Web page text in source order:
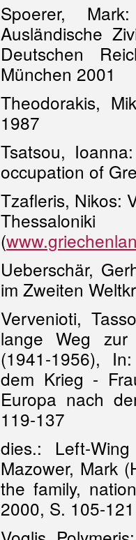
Spoerer,
Ausländische
Deutschen
München 2001
Theodorakis,
1987
Tsatsou,
occupation of
Tzafleris, Nikos:
(
Ueberschär,
im Zweiten
Vervenioti,
lange Weg zur
(1941-1956),
dem Krieg -
Europa nach
119-137
dies.: Left-
Mazower, Mark
the family,
2000, S. 105-121